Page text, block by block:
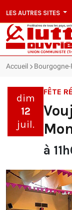
LES AUTRES SITES
Accueil
dim
12
juil.
FÊTE
à